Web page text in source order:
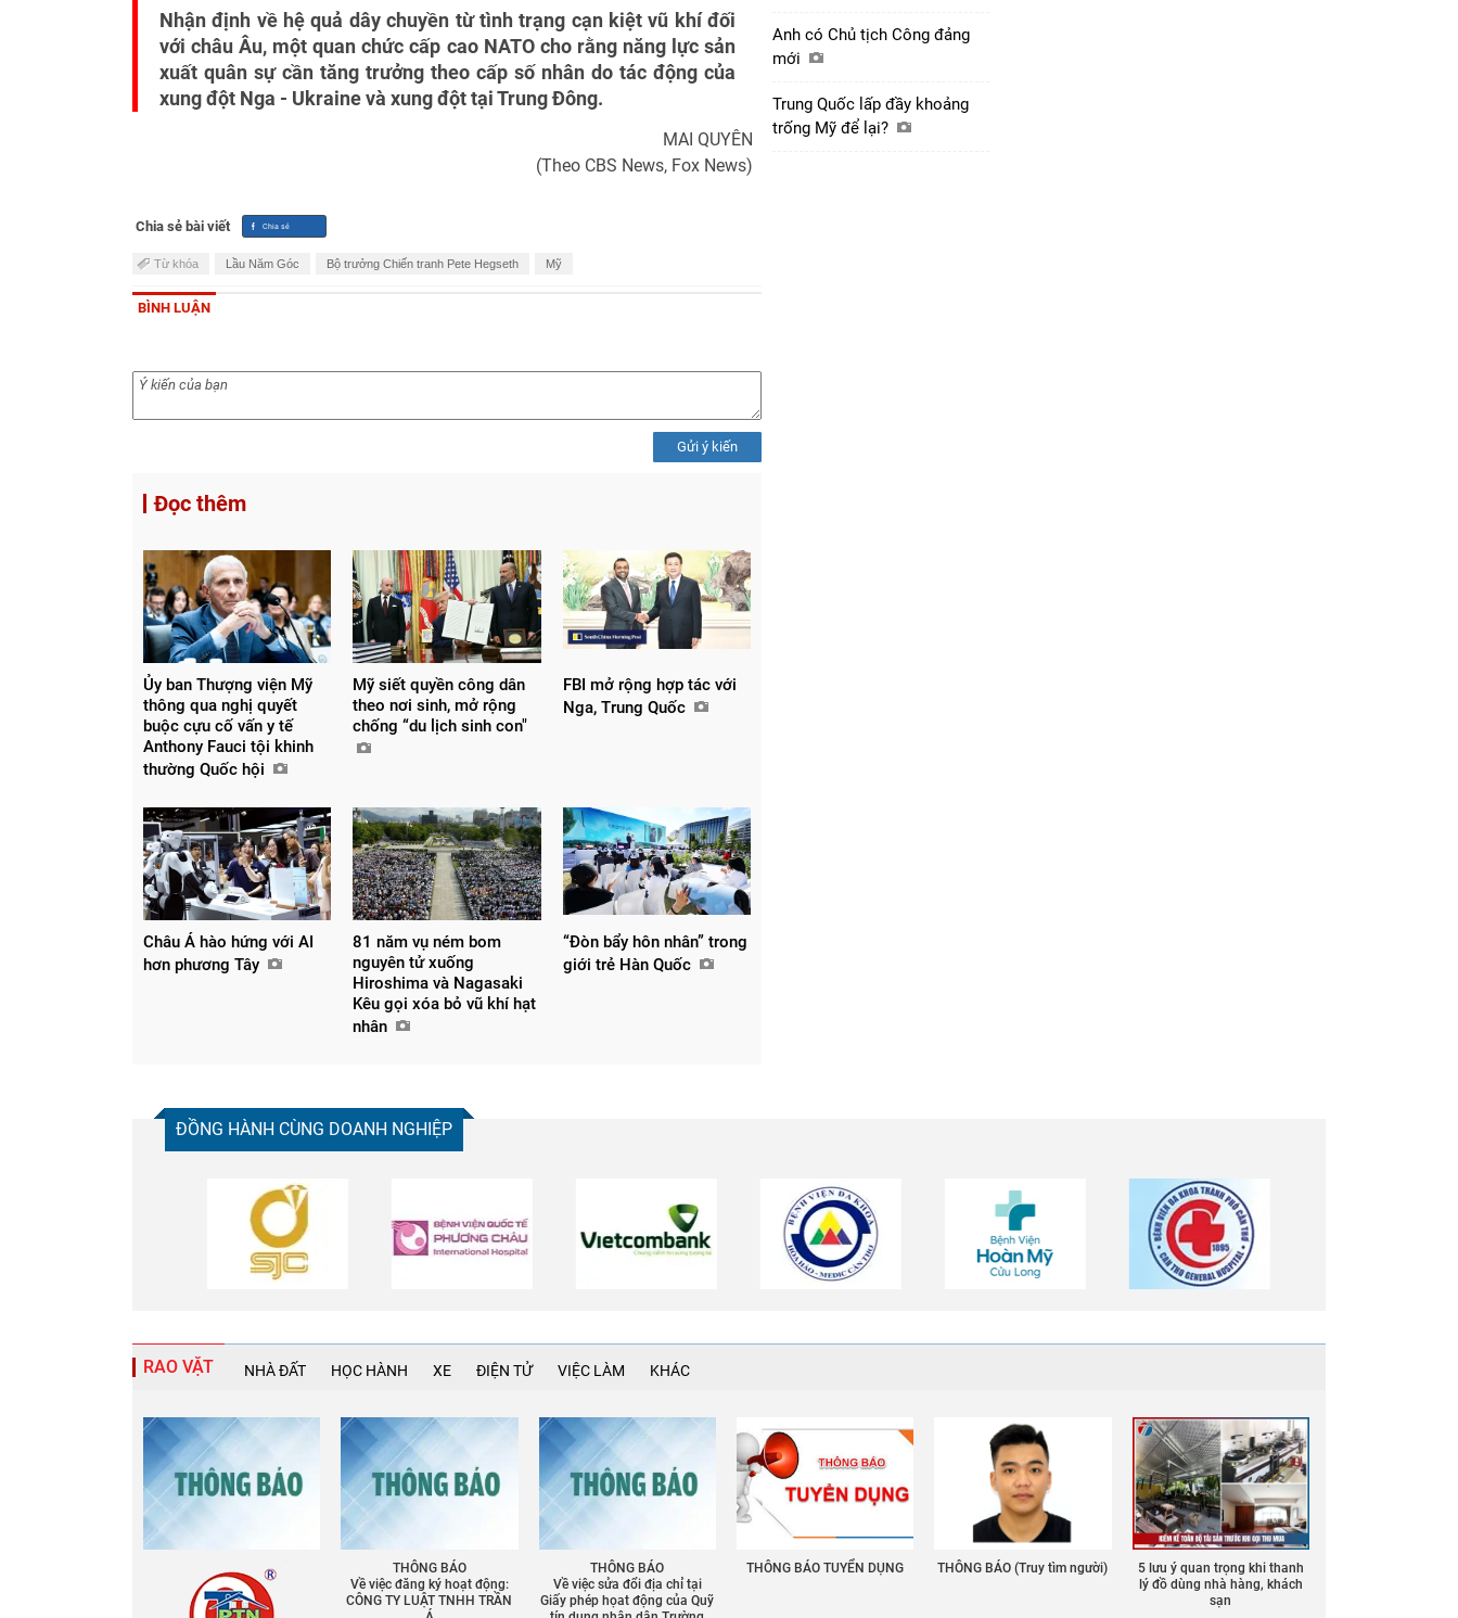
Nhận định về hệ quả dây chuyền từ tình trạng cạn kiệt vũ khí đối
với châu Âu, một quan chức cấp cao NATO cho rằng năng lực sản
xuất quân sự cần tăng trưởng theo cấp số nhân do tác động của
xung đột Nga - Ukraine và xung đột tại Trung Đông.
MAI QUYÊN
(Theo CBS News, Fox News)
Chia sẻ bài viết
Từ khóa Lầu Năm Góc Bộ trưởng Chiến tranh Pete Hegseth Mỹ
BÌNH LUẬN
Gửi ý kiến
Đọc thêm
Ủy ban Thượng viện Mỹ
thông qua nghị quyết
buộc cựu cố vấn y tế
Anthony Fauci tội khinh
thường Quốc hội
Mỹ siết quyền công dân
theo nơi sinh, mở rộng
chống “du lịch sinh con"
FBI mở rộng hợp tác với
Nga, Trung Quốc
Châu Á hào hứng với AI
hơn phương Tây
81 năm vụ ném bom
nguyên tử xuống
Hiroshima và Nagasaki
Kêu gọi xóa bỏ vũ khí hạt
nhân
“Đòn bẩy hôn nhân” trong
giới trẻ Hàn Quốc
Anh có Chủ tịch Công đảng
mới
Trung Quốc lấp đầy khoảng
trống Mỹ để lại?
ĐỒNG HÀNH CÙNG DOANH NGHIỆP
RAO VẶT NHÀ ĐẤT HỌC HÀNH XE ĐIỆN TỬ VIỆC LÀM KHÁC
THÔNG BÁO
Về việc đăng ký hoạt động:
CÔNG TY LUẬT TNHH TRẦN
THÔNG BÁO
Về việc sửa đổi địa chỉ tại
Giấy phép họat động của Quỹ
THÔNG BÁO TUYỂN DỤNG THÔNG BÁO (Truy tìm người)
5 lưu ý quan trọng khi thanh
lý đồ dùng nhà hàng, khách
sạn